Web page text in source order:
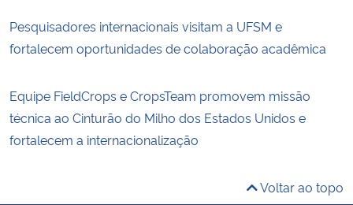
Pesquisadores internacionais visitam a UFSM e
fortalecem oportunidades de colaboração acadêmica
Equipe FieldCrops e CropsTeam promovem missão
técnica ao Cinturão do Milho dos Estados Unidos e
fortalecem a internacionalização
Voltar ao topo